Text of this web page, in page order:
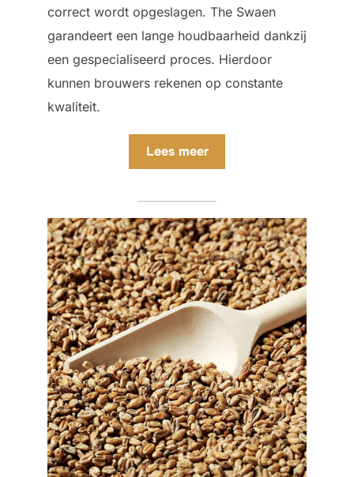
correct wordt opgeslagen. The Swaen
garandeert een lange houdbaarheid dankzij
een gespecialiseerd proces. Hierdoor
kunnen brouwers rekenen op constante
kwaliteit.
Lees meer